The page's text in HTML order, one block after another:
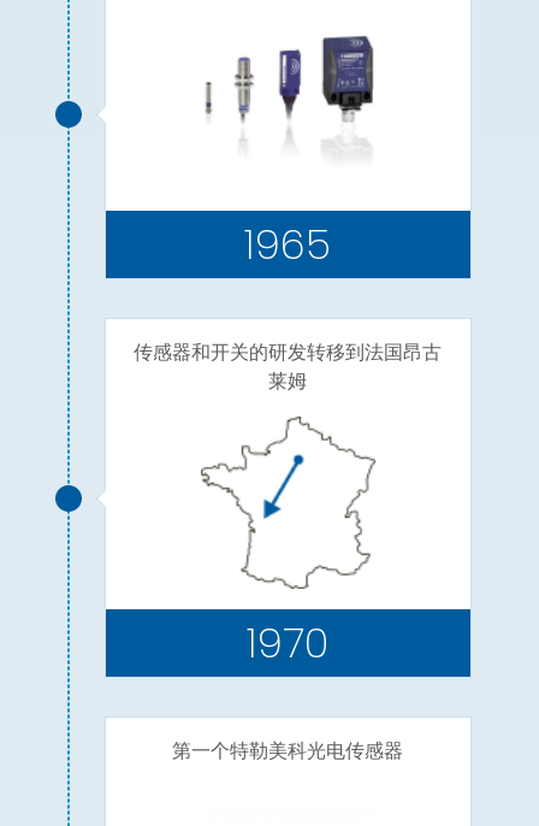
1965
传感器和开关的研发转移到法国昂古
莱姆
1970
第一个特勒美科光电传感器